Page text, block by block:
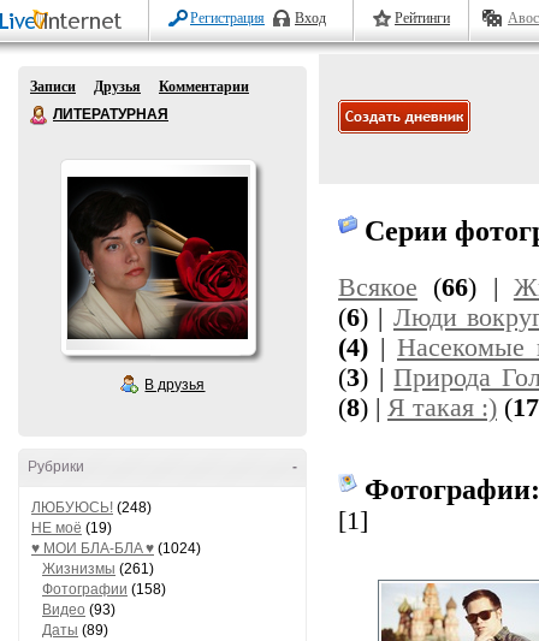
Регистрация Вход Рейтинги
Записи Друзья
Комментарии
ЛИТЕРАТУРНАЯ
В друзья
-
Рубрики
ЛЮБУЮСЬ! (248)
НЕ моё (19)
♥ МОИ БЛA-БЛA ♥ (1024)
Жизнизмы (261)
Фотографии (158)
Видео (93)
Даты (89)
Серии
Всякое (66) |
(6) | Люди
(4) | Насекомые
(3) |Природа
(8) | Я такая :) (17
[1]